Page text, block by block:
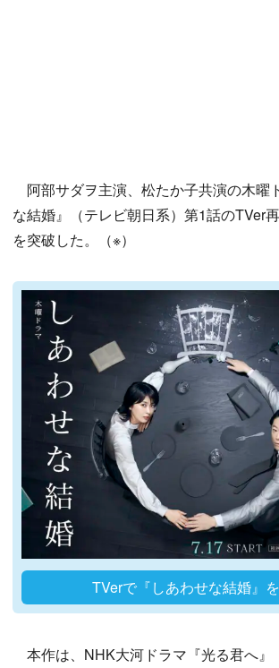
阿部サダヲ主演、松たか子共演の木曜
な結婚』（テレビ朝日系）第1話のTVer
を突破した。（※）
TVerで『しあわせな結婚』
本作は、NHK大河ドラマ『光る君へ』